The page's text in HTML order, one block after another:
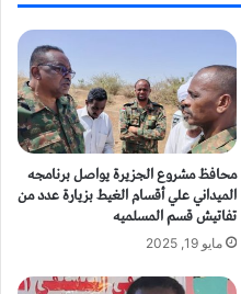
محافظ مشروع الجزيرة يواصل برنامجه
الميداني علي أقسام الغيط بزيارة عدد من
تفاتيش قسم المسلميه
مايو 19, 2025